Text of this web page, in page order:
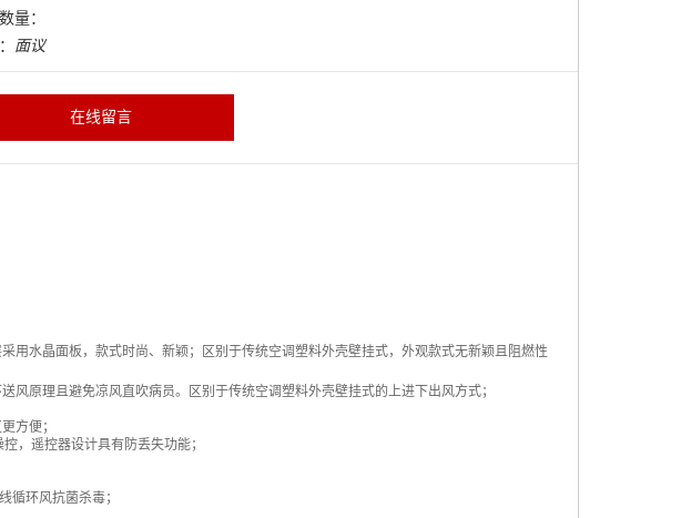
量：
面议
在线留言
用水晶面板，款式时尚、新颖；区别于传统空调塑料外壳壁挂式，外观款式无新颖且阻燃性
原理且避免凉风直吹病员。区别于传统空调塑料外壳壁挂式的上进下出风方式；
方便；
，遥控器设计具有防丢失功能；
循环风抗菌杀毒；